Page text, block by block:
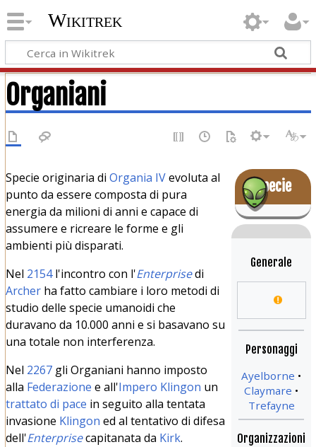
Wikitrek
Organiani
Specie
Generale
Personaggi
Ayelborne
Claymare
Trefayne
Organizzazioni
Specie originaria di Organia IVevoluta al
punto da essere composta di pura
energia da milioni di anni e capace di
assumere e ricreare le forme e gli
ambienti più disparati.
Nel 2154l'incontro con l'Enterprisedi
Archerha fatto cambiare i loro metodi di
studio delle specie umanoidi che
duravano da 10.000 anni e si basavano su
una totale non interferenza.
Nel 2267gli Organiani hanno imposto
alla Federazione e all'Impero Klingon un
trattato di pace in seguito alla tentata
invasione Klingon ed al tentativo di difesa
dell'Enterprisecapitanata da Kirk.